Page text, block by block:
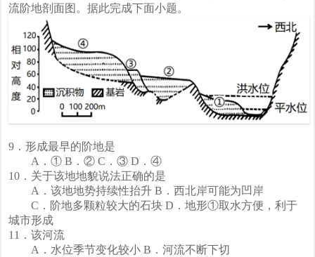
流阶地剖面图。据此完成下面小题。
9．形成最早的阶地是
A．① B．② C．③ D．④
10．关于该地地貌说法正确的是
A．该地地势持续性抬升 B．西北岸可能为凹岸
C．阶地多颗粒较大的石块 D．地形①取水方便，利于
城市形成
11．该河流
A．水位季节变化较小 B．河流不断下切